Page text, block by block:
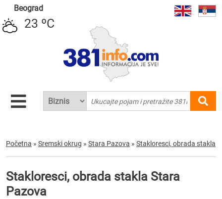
Beograd
23 ºC
Početna » Sremski okrug » Stara Pazova » Stakloresci, obrada stakla
Stakloresci, obrada stakla Stara
Pazova